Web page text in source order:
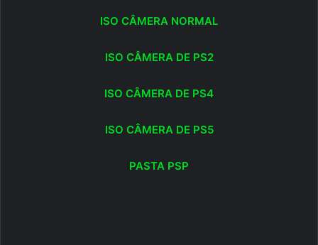
ISO CÂMERA NORMAL
ISO CÂMERA DE PS2
ISO CÂMERA DE PS4
ISO CÂMERA DE PS5
PASTA PSP